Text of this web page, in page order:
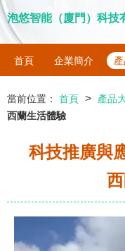
泡悠智能（廈門）科技
首頁 企業簡介
當前位置： 首頁 > 產品
西蘭生活體驗
科技推廣與